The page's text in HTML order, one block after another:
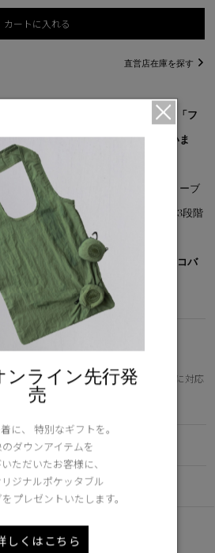
カートに入れる
直営店在庫を探す
セックススタイル。ベストセラーの「フ
を得て、快適さと機能性を両立していま
ドロップショルダーと立体裁断のスリーブ
ングの自由度を確保。ベスト同様、3段階
先でも実用的な収納が可能です。
ティー（オリジナルポケッタブルエコバ
り次第終了となります。
VERSATILE
体の芯を冷やさず、快適。幅広いニーズに対応
Learn more about TEI
FUNCTION
DETAIL
たへのおすすめ
ンライン先行発
売
に、 特別なギフトを。
のダウンアイテムを
ただいたお客様に、
ジナルポケッタブル
プレゼントいたします。
しくはこちら